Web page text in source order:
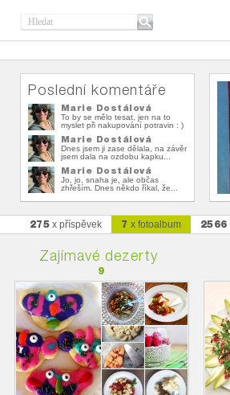
Poslední komentáře
Marie Dostálová
To by se mělo tesat, jen na to
myslet při nakupování potravin : )
Marie Dostálová
Dnes jsem ji zase dělala, na závěr
jsem dala na ozdobu kapku...
Marie Dostálová
Jo, jo, snaha je, ale občas
zhřeším. Dnes někdo říkal, že...
275 x příspěvek 7 x fotoalbum 2566
Zajímavé dezerty
9